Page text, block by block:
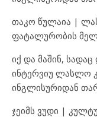
თაკო წულაია |
ფატალურობის
იქ და მაშინ,
ინტერვიუ ლასლო
ინგლისურიდან
ჯეიმს ვუდი |